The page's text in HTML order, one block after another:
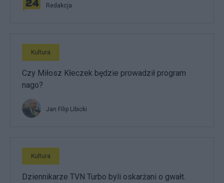
Redakcja
Kultura
Czy Miłosz Kłeczek będzie prowadził program
nago?
Jan Filip Libicki
Kultura
Dziennikarze TVN Turbo byli oskarżani o gwałt.